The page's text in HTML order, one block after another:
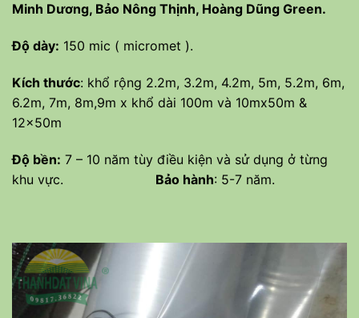
Minh Dương, Bảo Nông Thịnh, Hoàng Dũng Green.
Độ dày: 150 mic ( micromet ).
Kích thước: khổ rộng 2.2m, 3.2m, 4.2m, 5m, 5.2m, 6m,
6.2m, 7m, 8m,9m x khổ dài 100m và 10mx50m &
12x50m
Độ bền: 7 – 10 năm tùy điều kiện và sử dụng ở từng
khu vực. Bảo hành: 5-7 năm.